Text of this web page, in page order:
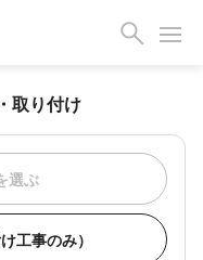
取り付け
選ぶ
工事のみ）